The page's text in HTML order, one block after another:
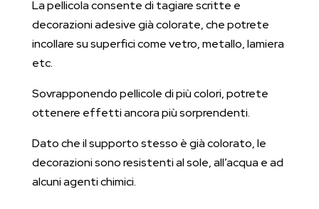
La pellicola consente di tagiare scritte e
decorazioni adesive già colorate, che potrete
incollare su superfici come vetro, metallo, lamiera
etc.
Sovrapponendo pellicole di più colori, potrete
ottenere effetti ancora più sorprendenti.
Dato che il supporto stesso è già colorato, le
decorazioni sono resistenti al sole, all’acqua e ad
alcuni agenti chimici.